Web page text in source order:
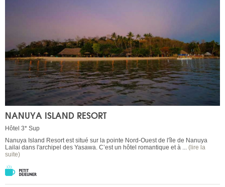
NANUYA ISLAND RESORT
Hôtel 3* Sup
Nanuya Island Resort est situé sur la pointe Nord-Ouest de l'île de Nanuya
Lailai dans l'archipel des Yasawa. C’est un hôtel romantique et à ... (lire la
suite)